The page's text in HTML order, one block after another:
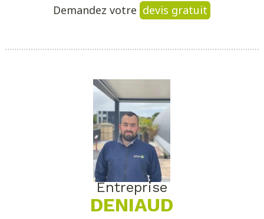
Demandez votre devis gratuit
Entreprise
DENIAUD